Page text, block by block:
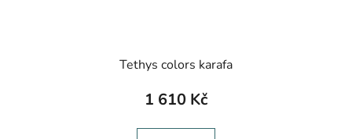
Tethys colors karafa
1 610 Kč